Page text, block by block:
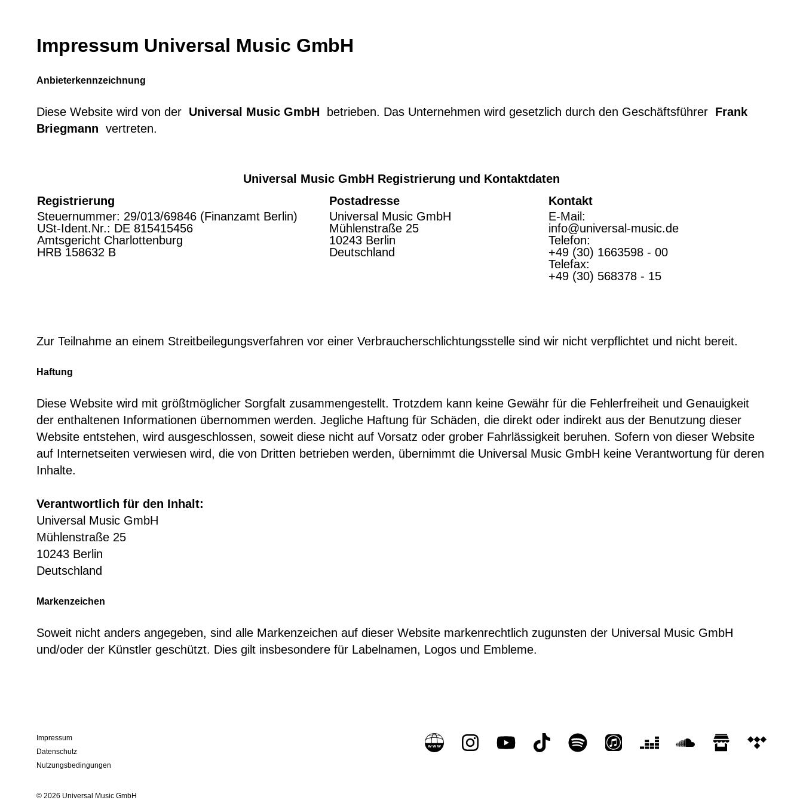
Impressum Universal Music GmbH
Anbieterkennzeichnung
Diese Website wird von der Universal Music GmbH betrieben. Das Unternehmen wird gesetzlich durch den Geschäftsführer Frank
Briegmann vertreten.
Universal Music GmbH Registrierung und Kontaktdaten
Registrierung
Postadresse
Kontakt
Steuernummer: 29/013/69846 (Finanzamt Berlin)
USt-Ident.Nr.: DE 815415456
Amtsgericht Charlottenburg
HRB 158632 B
Universal Music GmbH
Mühlenstraße 25
10243 Berlin
Deutschland
E-Mail:
info@universal-music.de
Telefon:
+49 (30) 1663598 - 00
Telefax:
+49 (30) 568378 - 15
Zur Teilnahme an einem Streitbeilegungsverfahren vor einer Verbraucherschlichtungsstelle sind wir nicht verpflichtet und nicht bereit.
Haftung
Diese Website wird mit größtmöglicher Sorgfalt zusammengestellt. Trotzdem kann keine Gewähr für die Fehlerfreiheit und Genauigkeit
der enthaltenen Informationen übernommen werden. Jegliche Haftung für Schäden, die direkt oder indirekt aus der Benutzung dieser
Website entstehen, wird ausgeschlossen, soweit diese nicht auf Vorsatz oder grober Fahrlässigkeit beruhen. Sofern von dieser Website
auf Internetseiten verwiesen wird, die von Dritten betrieben werden, übernimmt die Universal Music GmbH keine Verantwortung für deren
Inhalte.
Verantwortlich für den Inhalt:
Universal Music GmbH
Mühlenstraße 25
10243 Berlin
Deutschland
Markenzeichen
Soweit nicht anders angegeben, sind alle Markenzeichen auf dieser Website markenrechtlich zugunsten der Universal Music GmbH
und/oder der Künstler geschützt. Dies gilt insbesondere für Labelnamen, Logos und Embleme.
Impressum
Datenschutz
Nutzungsbedingungen
© 2026 Universal Music GmbH